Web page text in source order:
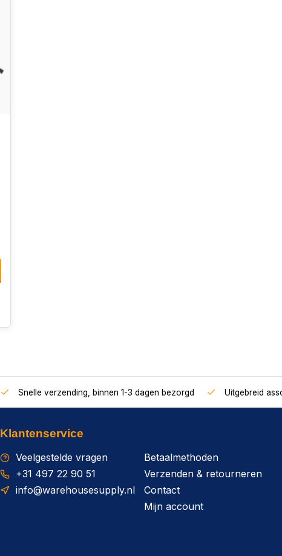
Snelle verzending, binnen 1-3 dagen bezorgd Uitgebreid
Klantenservice
Veelgestelde vragen
+31 497 22 90 51
info@warehousesupply.nl
Betaalmethoden
Verzenden & retourneren
Contact
Mijn account